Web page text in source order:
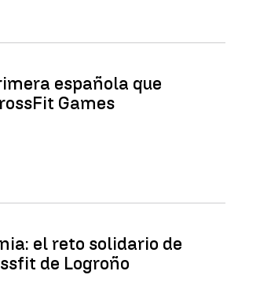
española que
Games
el reto solidario de
de Logroño